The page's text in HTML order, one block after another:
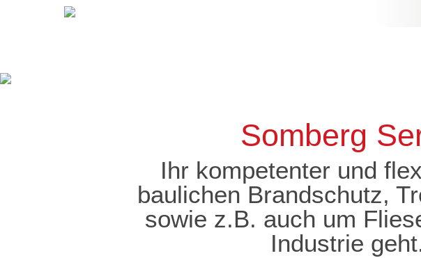
Somberg
Ihr kompetenter und
baulichen Brandschutz,
sowie z.B. auch um
Industrie